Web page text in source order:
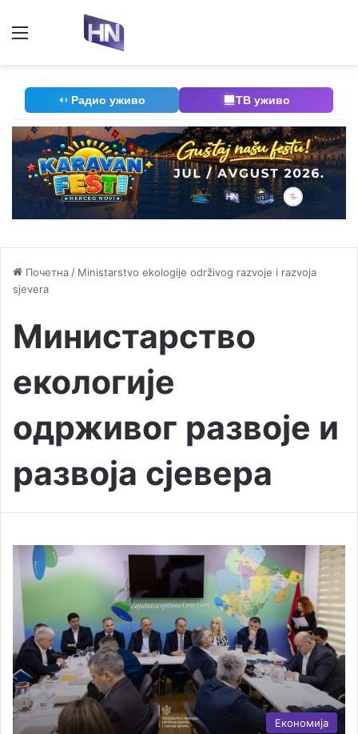
Радио уживо ТВ уживо
Почетна / Ministarstvo ekologije održivog razvoje i razvoja
sjevera
Министарство
екологије
одрживог развоје и
развоја сјевера
Економија